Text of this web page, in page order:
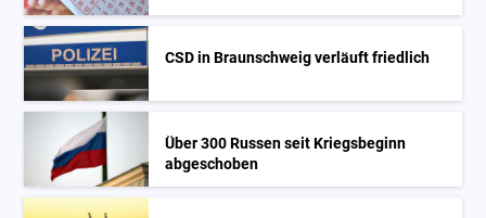
CSD in Braunschweig verläuft friedlich
Über 300 Russen seit Kriegsbeginn
abgeschoben